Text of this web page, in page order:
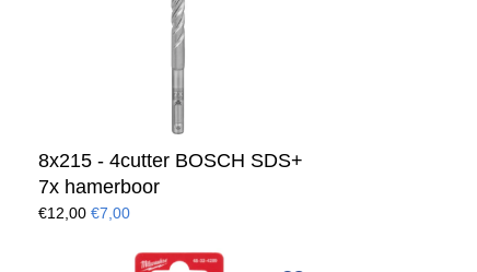
8x215 - 4cutter BOSCH SDS+
7x hamerboor
€12,00 €7,00